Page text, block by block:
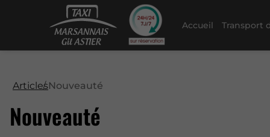
Accueil Transport
ArticlesNouveauté
Nouveauté